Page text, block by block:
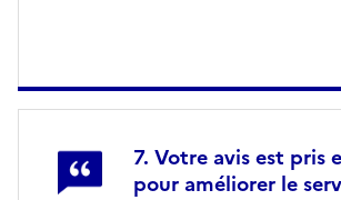
Votre avis est pris
pour améliorer le